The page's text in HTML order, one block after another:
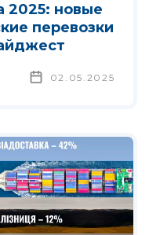
2025: новые
перевозки
02.05.2025